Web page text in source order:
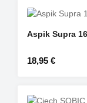
Aspik Supra
Regulärer Preis:
18,95 €